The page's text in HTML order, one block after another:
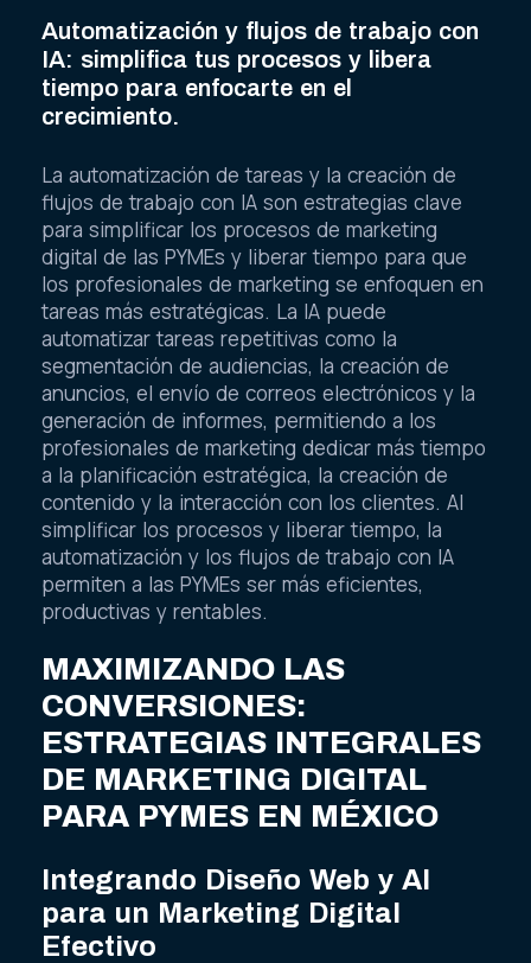
Automatización y flujos de trabajo con
IA: simplifica tus procesos y libera
tiempo para enfocarte en el
crecimiento.
La automatización de tareas y la creación de
flujos de trabajo con IA son estrategias clave
para simplificar los procesos de marketing
digital de las PYMEs y liberar tiempo para que
los profesionales de marketing se enfoquen en
tareas más estratégicas. La IA puede
automatizar tareas repetitivas como la
segmentación de audiencias, la creación de
anuncios, el envío de correos electrónicos y la
generación de informes, permitiendo a los
profesionales de marketing dedicar más tiempo
a la planificación estratégica, la creación de
contenido y la interacción con los clientes. Al
simplificar los procesos y liberar tiempo, la
automatización y los flujos de trabajo con IA
permiten a las PYMEs ser más eficientes,
productivas y rentables.
MAXIMIZANDO LAS
CONVERSIONES:
ESTRATEGIAS INTEGRALES
DE MARKETING DIGITAL
PARA PYMES EN MÉXICO
Integrando Diseño Web y AI
para un Marketing Digital
Efectivo